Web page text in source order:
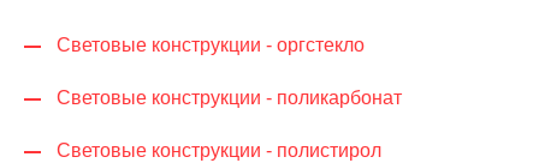
Световые конструкции - оргстекло
Световые конструкции - поликарбонат
Световые конструкции - полистирол